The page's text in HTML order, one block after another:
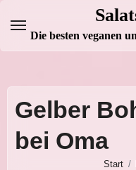
Inhalt
springen
Die besten veganen
Gelber
bei Oma
Start